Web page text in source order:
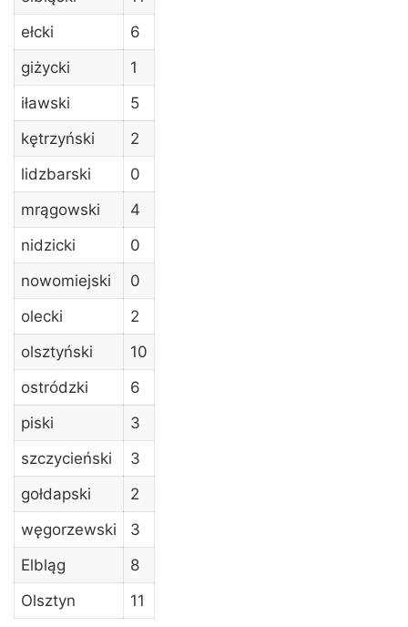
ełcki
6
giżycki
1
iławski
5
kętrzyński
2
lidzbarski
0
mrągowski
4
nidzicki
0
nowomiejski
0
olecki
2
olsztyński
10
ostródzki
6
piski
3
szczycieński
3
gołdapski
2
węgorzewski
3
Elbląg
8
Olsztyn
11